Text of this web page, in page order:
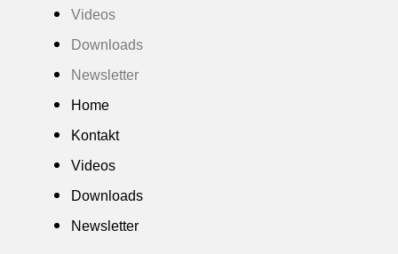
Videos
Downloads
Newsletter
Home
Kontakt
Videos
Downloads
Newsletter